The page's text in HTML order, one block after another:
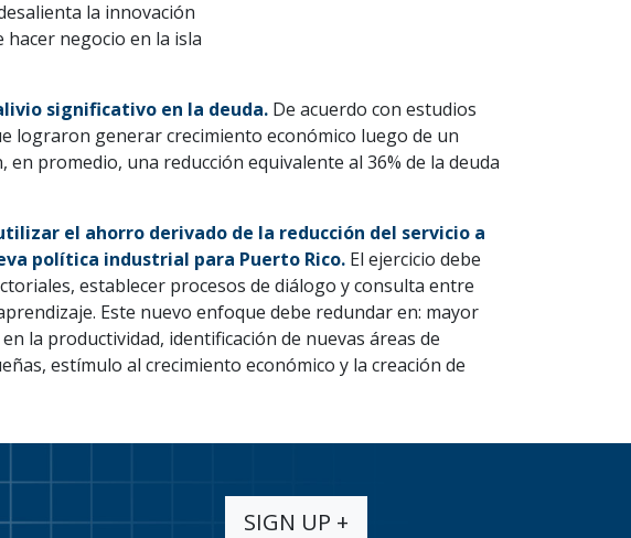
la innovación
negocio en la isla
significativo en la deuda. De acuerdo con estudios
lograron generar crecimiento económico luego de un
promedio, una reducción equivalente al 36% de la deuda
el ahorro derivado de la reducción del servicio a
política industrial para Puerto Rico. El ejercicio debe
establecer procesos de diálogo y consulta entre
Este nuevo enfoque debe redundar en: mayor
la productividad, identificación de nuevas áreas de
estímulo al crecimiento económico y la creación de
SIGN UP +